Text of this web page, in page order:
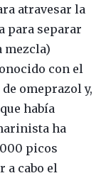
atravesar la
para separar
mezcla)
con el
omeprazol y,
había
ha
picos
a cabo el